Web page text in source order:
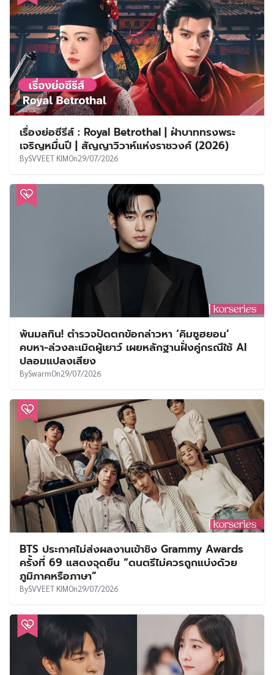
เรื่องย่อซีรีส์ : Royal Betrothal | ฝ่าบาททรงพระ
เจริญหมื่นปี | สัญญาวิวาห์แห่งราชวงศ์ (2026)
BySVVEET KIMOn29/07/2026
พ้นมลทิน! ตำรวจปัดตกข้อกล่าวหา ‘คิมซูฮยอน’
คบหา-ล่วงละเมิดผู้เยาว์ เผยหลักฐานฝั่งคู่กรณีใช้ AI
ปลอมแปลงเสียง
BySwarmOn29/07/2026
BTS ประกาศไม่ส่งผลงานเข้าชิง Grammy Awards
ครั้งที่ 69 แสดงจุดยืน “ดนตรีไม่ควรถูกแบ่งด้วย
ภูมิภาคหรือภาษา”
BySVVEET KIMOn29/07/2026